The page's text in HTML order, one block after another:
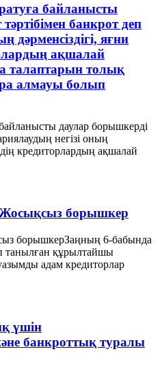
байланысты
банкрот деп
дәрменсіздігі, яғни
ақшалай
талаптарын толық
алмауы болып
даулар борышкерді
негізі оның
кредиторлардың ақшалай
борышкер
борышкерЗаңның 6-бабында
танылған құрылтайшы
адам кредиторлар
үшін
банкроттық туралы